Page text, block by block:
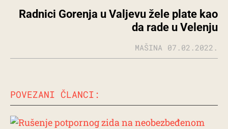
Radnici Gorenja u Valjevu žele plate kao
da rade u Velenju
MAŠINA 07.02.2022.
POVEZANI ČLANCI: